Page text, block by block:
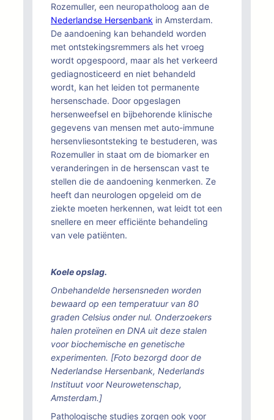
Rozemuller, een neuropatholoog aan de
Nederlandse Hersenbank in Amsterdam.
De aandoening kan behandeld worden
met ontstekingsremmers als het vroeg
wordt opgespoord, maar als het verkeerd
gediagnosticeerd en niet behandeld
wordt, kan het leiden tot permanente
hersenschade. Door opgeslagen
hersenweefsel en bijbehorende klinische
gegevens van mensen met auto-immune
hersenvliesontsteking te bestuderen, was
Rozemuller in staat om de biomarker en
veranderingen in de hersenscan vast te
stellen die de aandoening kenmerken. Ze
heeft dan neurologen opgeleid om de
ziekte moeten herkennen, wat leidt tot een
snellere en meer efficiënte behandeling
van vele patiënten.
Koele opslag.
Onbehandelde hersensneden worden
bewaard op een temperatuur van 80
graden Celsius onder nul. Onderzoekers
halen proteïnen en DNA uit deze stalen
voor biochemische en genetische
experimenten. [Foto bezorgd door de
Nederlandse Hersenbank, Nederlands
Instituut voor Neurowetenschap,
Amsterdam.]
Pathologische studies zorgen ook voor